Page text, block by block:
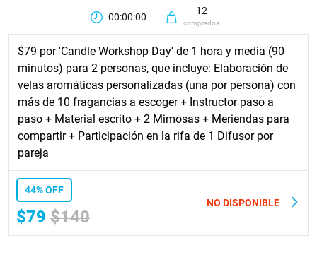
00:00:00
12
comprados
$79 por 'Candle Workshop Day' de 1 hora y media (90
minutos) para 2 personas, que incluye: Elaboración de
velas aromáticas personalizadas (una por persona) con
más de 10 fragancias a escoger + Instructor paso a
paso + Material escrito + 2 Mimosas + Meriendas para
compartir + Participación en la rifa de 1 Difusor por
pareja
44% OFF
$79 $140
NO DISPONIBLE